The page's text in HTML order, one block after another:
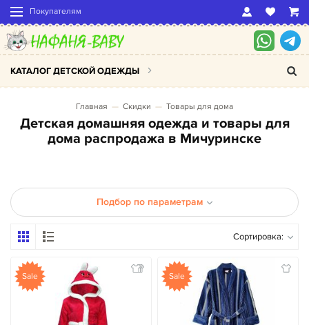
Покупателям
КАТАЛОГ ДЕТСКОЙ ОДЕЖДЫ
Главная Скидки Товары для дома
Детская домашняя одежда и товары для
дома распродажа в Мичуринске
Подбор по параметрам
Сортировка:
Sale Sale